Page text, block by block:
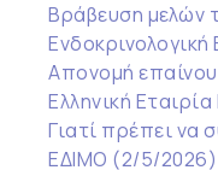
Βράβευση μελών
Ενδοκρινολογική
Απονομή
Ελληνική Εταιρία
Γιατί πρέπει να
ΕΔΙΜΟ (2/5/2026)